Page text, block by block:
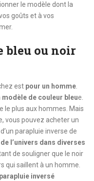
le modèle dont la
goûts et à vos
bleu ou noir
est pour un homme.
modèle de couleur bleue.
le plus aux hommes. Mais
vous pouvez acheter un
parapluie inverse de
l’univers dans diverses
de souligner que le noir
qui saillent à un homme.
parapluie inversé